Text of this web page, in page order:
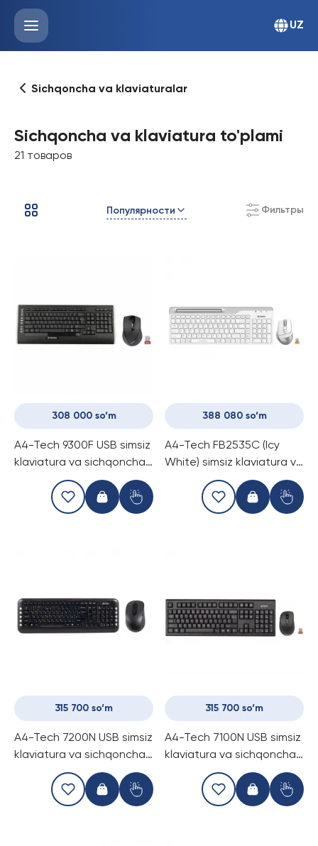
UZ
Sichqoncha va klaviaturalar
Sichqoncha va klaviatura to'plami
21 товаров
Популярности Фильтры
308 000 so‘m
A4-Tech 9300F USB simsiz
klaviatura va sichqoncha
komplekt
388 080 so‘m
A4-Tech FB2535C (Icy
White) simsiz klaviatura va
sichqoncha komplekti
315 700 so‘m
A4-Tech 7200N USB simsiz
klaviatura va sichqoncha
komplekt
315 700 so‘m
A4-Tech 7100N USB simsiz
klaviatura va sichqoncha
komplekt